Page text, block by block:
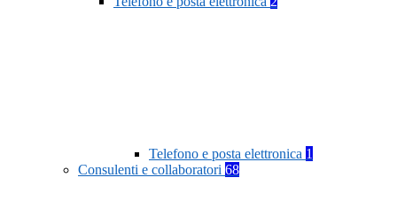
Telefono e posta elettronica 1
Consulenti e collaboratori 68